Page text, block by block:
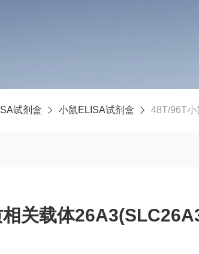
试剂盒 小鼠ELISA试剂盒 48T/96T
关载体